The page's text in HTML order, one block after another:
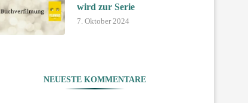
wird zur Serie
7. Oktober 2024
NEUESTE KOMMENTARE